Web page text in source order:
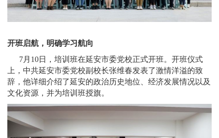
开班启航，明确学习航向
7月10日，培训班在延安市委党校正式开班。开班仪式
上，中共延安市委党校副校长张维春发表了激情洋溢的致
辞，他详细介绍了延安的政治历史地位、经济发展情况以及
文化资源，并为培训班授旗。